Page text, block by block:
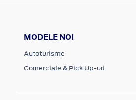
MODELE NOI
Autoturisme
Comerciale & Pick Up-uri